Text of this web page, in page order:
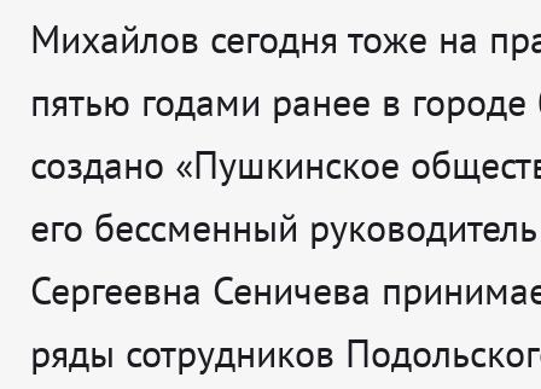
Михайлов сегодня тоже на
пятью годами ранее в
создано «Пушкинское
его бессменный
Сергеевна Сеничева
ряды сотрудников